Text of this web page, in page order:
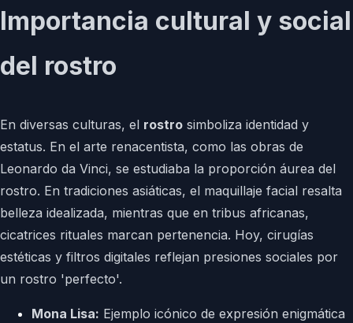
Importancia cultural y social
del rostro
En diversas culturas, el rostro simboliza identidad y
estatus. En el arte renacentista, como las obras de
Leonardo da Vinci, se estudiaba la proporción áurea del
rostro. En tradiciones asiáticas, el maquillaje facial resalta
belleza idealizada, mientras que en tribus africanas,
cicatrices rituales marcan pertenencia. Hoy, cirugías
estéticas y filtros digitales reflejan presiones sociales por
un rostro 'perfecto'.
Mona Lisa: Ejemplo icónico de expresión enigmática